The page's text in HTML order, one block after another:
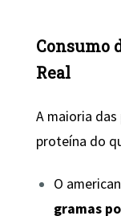
Consumo
Real
A maioria
proteína do
O
gramas